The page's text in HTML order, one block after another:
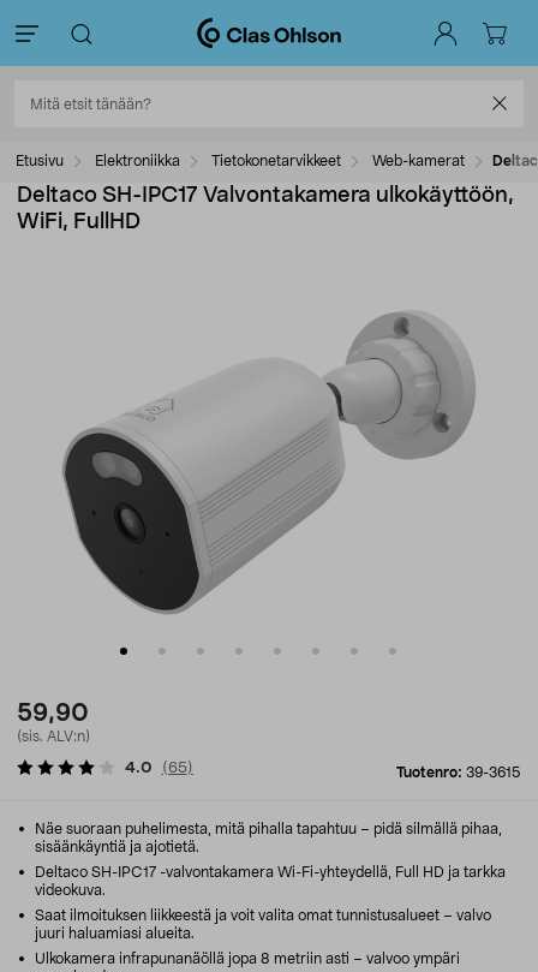
Etusivu Elektroniikka Tietokonetarvikkeet Web-kamerat
Deltaco SH-IPC17 Valvontakamera ulkokäyttöön,
WiFi, FullHD
59,90
(sis. ALV:n)
Tuotenro: 39-3615
4.0 (65)
Näe suoraan puhelimesta, mitä pihalla tapahtuu – pidä silmällä pihaa,
sisäänkäyntiä ja ajotietä.
Deltaco SH-IPC17 -valvontakamera Wi-Fi-yhteydellä, Full HD ja tarkka
videokuva.
Saat ilmoituksen liikkeestä ja voit valita omat tunnistusalueet – valvo
juuri haluamiasi alueita.
Ulkokamera infrapunanäöllä jopa 8 metriin asti – valvoo ympäri